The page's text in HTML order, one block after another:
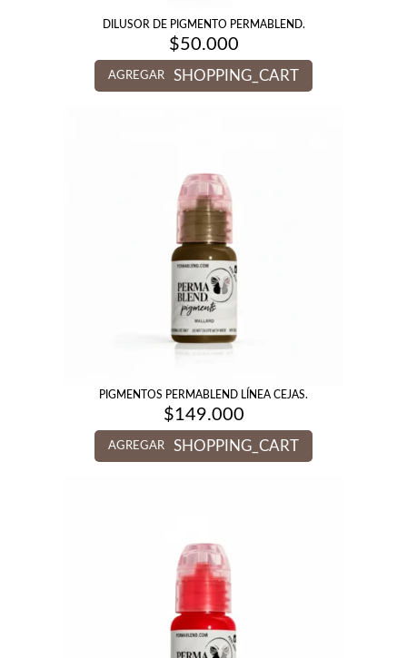
DILUSOR DE PIGMENTO PERMABLEND.
$50.000
AGREGAR SHOPPING_CART
PIGMENTOS PERMABLEND LÍNEA CEJAS.
$149.000
AGREGAR SHOPPING_CART